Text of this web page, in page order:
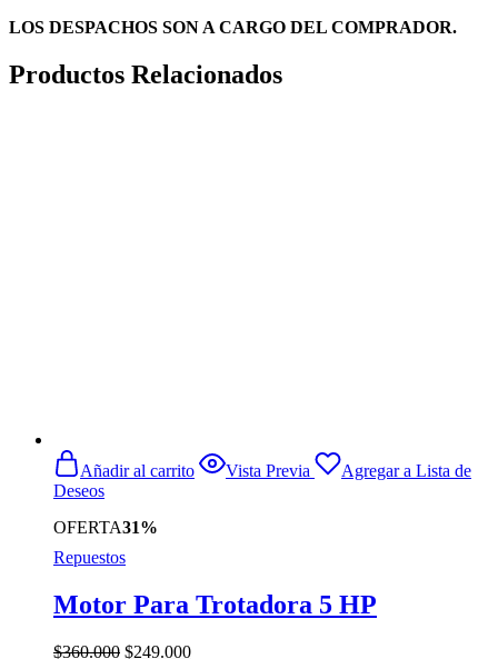
LOS DESPACHOS SON A CARGO DEL COMPRADOR.
Productos Relacionados
OFERTA31%
Añadir al carrito Vista Previa
Agregar a Lista de
Deseos
Repuestos
Motor Para Trotadora 5 HP
$360.000 El
$249.000El